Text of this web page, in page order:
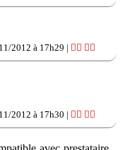
2012 à 17h29 | 👍🏽 👎🏽
2012 à 17h30 | 👍🏽 👎🏽